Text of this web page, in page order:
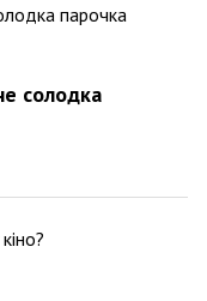
солодка